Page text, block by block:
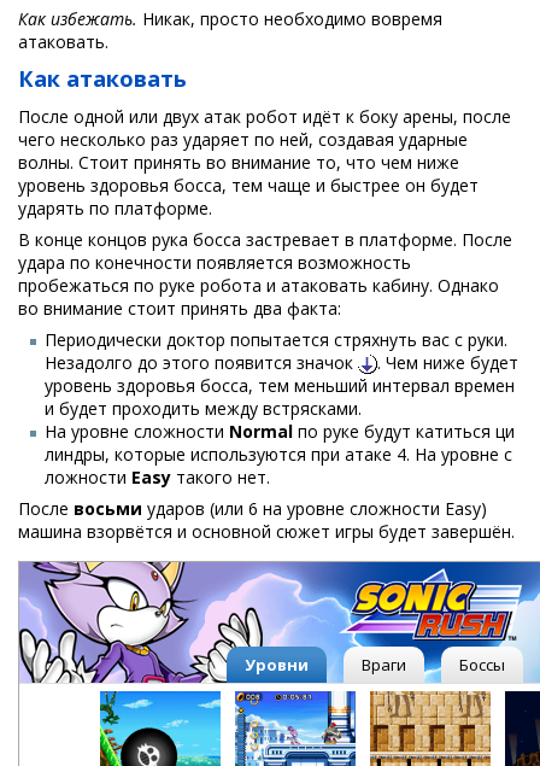
Как избежать. Никак, просто необходимо вовремя
атаковать.
Как атаковать
После одной или двух атак робот идёт к боку арены, после
чего несколько раз ударяет по ней, создавая ударные
волны. Стоит принять во внимание то, что чем ниже
уровень здоровья босса, тем чаще и быстрее он будет
ударять по платформе.
В конце концов рука босса застревает в платформе. После
удара по конечности появляется возможность
пробежаться по руке робота и атаковать кабину. Однако
во внимание стоит принять два факта:
Периодически доктор попытается стряхнуть вас с руки.
Незадолго до этого появится значок
. Чем ниже будет
уровень здоровья босса, тем меньший интервал времен
и будет проходить между встрясками.
На уровне сложности Normal по руке будут катиться ци
линдры, которые используются при атаке 4. На уровне с
ложности Easy такого нет.
После восьми ударов (или 6 на уровне сложности Easy)
машина взорвётся и основной сюжет игры будет завершён.
Уровни Враги Боссы